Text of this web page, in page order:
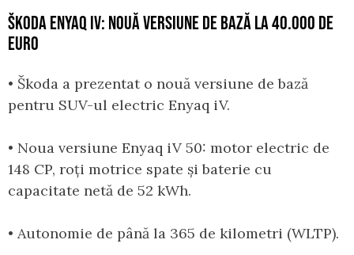
ŠKODA ENYAQ IV: NOUĂ VERSIUNE DE BAZĂ LA 40.000 DE
EURO
• Škoda a prezentat o nouă versiune de bază
pentru SUV-ul electric Enyaq iV.
• Noua versiune Enyaq iV 50: motor electric de
148 CP, roți motrice spate și baterie cu
capacitate netă de 52 kWh.
• Autonomie de până la 365 de kilometri (WLTP).